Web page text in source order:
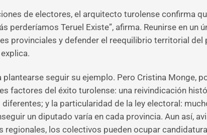
de electores, el arquitecto turolense confirma
perderíamos Teruel Existe”, afirma. Reunirse en un
provinciales y defender el reequilibrio territorial del
seguir su ejemplo. Pero Cristina Monge,
factores del éxito turolense: una reivindicación
y la particularidad de la ley electoral:
un diputado varía en cada provincia. Aun así,
los colectivos pueden ocupar